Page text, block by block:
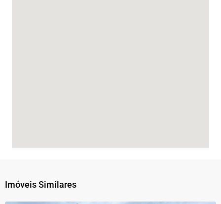
Imóveis Similares